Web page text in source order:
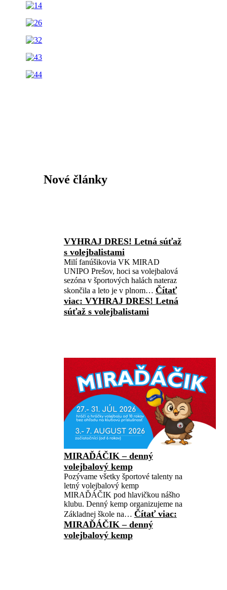
Nové články
VYHRAJ DRES! Letná súťaž
s volejbalistami
Milí fanúšikovia VK MIRAD
UNIPO Prešov, hoci sa volejbalová
sezóna v športových halách nateraz
skončila a leto je v plnom… Čítať
viac: VYHRAJ DRES! Letná
súťaž s volejbalistami
MIRAĎÁČIK – denný
volejbalový kemp
Pozývame všetky športové talenty na
letný volejbalový kemp
MIRAĎÁČIK pod hlavičkou nášho
klubu. Denný kemp organizujeme na
Základnej škole na… Čítať viac:
MIRAĎÁČIK – denný
volejbalový kemp